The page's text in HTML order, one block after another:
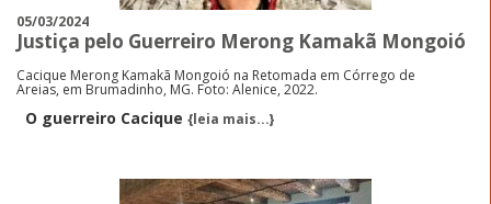
05/03/2024
Justiça pelo Guerreiro Merong Kamakã Mongoió
Cacique Merong Kamakã Mongoió na Retomada em Córrego de
Areias, em Brumadinho, MG. Foto: Alenice, 2022.
O guerreiro Cacique {leia mais...}